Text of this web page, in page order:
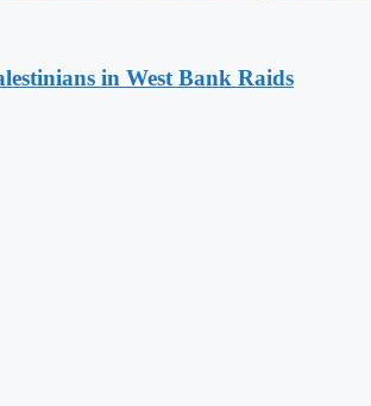
in West Bank Raids